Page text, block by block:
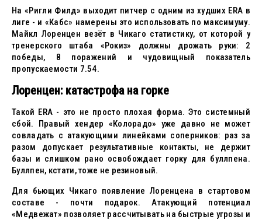
На «Ригли Филд» выходит питчер с одним из худших ERA в
лиге - и «Кабс» намерены это использовать по максимуму.
Майкл Лоренцен везёт в Чикаго статистику, от которой у
тренерского штаба «Рокиз» должны дрожать руки: 2
победы, 8 поражений и чудовищный показатель
пропускаемости 7.54.
Лоренцен: катастрофа на горке
Такой ERA - это не просто плохая форма. Это системный
сбой. Правый хендер «Колорадо» уже давно не может
совладать с атакующими линейками соперников: раз за
разом допускает результативные контакты, не держит
базы и слишком рано освобождает горку для буллпена.
Буллпен, кстати, тоже не резиновый.
Для бьющих Чикаго появление Лоренцена в стартовом
составе - почти подарок. Атакующий потенциал
«Медвежат» позволяет рассчитывать на быстрые угрозы и